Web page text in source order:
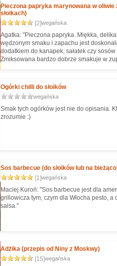
instant, nie daje się tego łychami ;) Dzięki
wytrzymać nawet rok.
Pieczona papryka marynowana w oliwie
słoikach)
[2]wegańska
Agatka: "Pieczona papryka. Miękka,
wędzonym smaku i zapachu jest
dodatkiem do kanapek, sałatek czy sosów
Zmiksowana bardzo dobrze smakuje w
Ogórki chilli do słoików
wegańska
Smak tych ogórków jest nie do opisania.
zrozumie :)
Sos barbecue (do słoików lub na
[1]wegańska
Maciej Kuroń: "Sos barbecue jest dla
grillowicza tym, czym dla Włocha pesto, a
salsa."
Adżika (przepis od Niny z Moskwy)
[15]wegańska